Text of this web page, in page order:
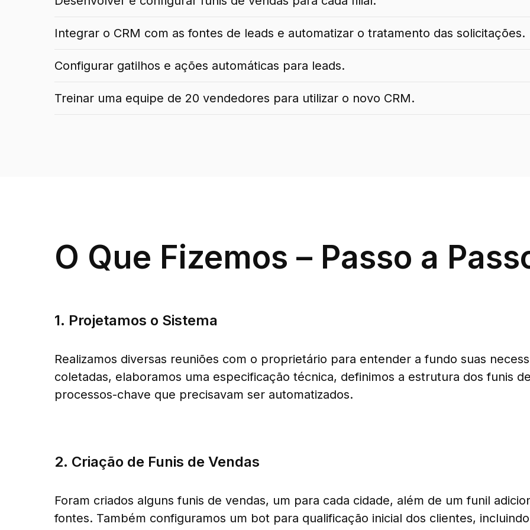
Integrar o CRM com as fontes de leads e automatizar o tratamento das solicitações.
Configurar gatilhos e ações automáticas para leads.
Treinar uma equipe de 20 vendedores para utilizar o novo CRM.
O Que Fizemos – Passo a
1. Projetamos o Sistema
Realizamos diversas reuniões com o proprietário para entender a fundo suas
coletadas, elaboramos uma especificação técnica, definimos a estrutura dos funis
processos-chave que precisavam ser automatizados.
2. Criação de Funis de Vendas
Foram criados alguns funis de vendas, um para cada cidade, além de um funil
fontes. Também configuramos um bot para qualificação inicial dos clientes,